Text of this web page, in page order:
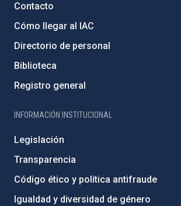
Contacto
Cómo llegar al IAC
Directorio de personal
Biblioteca
Registro general
INFORMACIÓN INSTITUCIONAL
Legislación
Transparencia
Código ético y política antifraude
Igualdad y diversidad de género